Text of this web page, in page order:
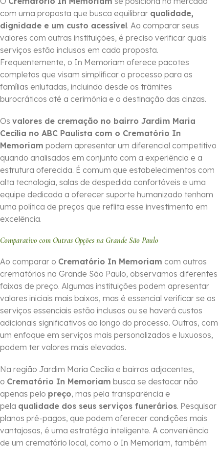
com uma proposta que busca equilibrar qualidade,
dignidade e um custo acessível. Ao comparar seus
valores com outras instituições, é preciso verificar quais
serviços estão inclusos em cada proposta.
Frequentemente, o In Memoriam oferece pacotes
completos que visam simplificar o processo para as
famílias enlutadas, incluindo desde os trâmites
burocráticos até a cerimônia e a destinação das cinzas.
Os valores de cremação no bairro Jardim Maria
Cecília no ABC Paulista com o Crematório In
Memoriam podem apresentar um diferencial competitivo
quando analisados em conjunto com a experiência e a
estrutura oferecida. É comum que estabelecimentos com
alta tecnologia, salas de despedida confortáveis e uma
equipe dedicada a oferecer suporte humanizado tenham
uma política de preços que reflita esse investimento em
excelência.
Comparativo com Outras Opções na Grande São Paulo
Ao comparar o Crematório In Memoriam com outros
crematórios na Grande São Paulo, observamos diferentes
faixas de preço. Algumas instituições podem apresentar
valores iniciais mais baixos, mas é essencial verificar se os
serviços essenciais estão inclusos ou se haverá custos
adicionais significativos ao longo do processo. Outras, com
um enfoque em serviços mais personalizados e luxuosos,
podem ter valores mais elevados.
Na região Jardim Maria Cecília e bairros adjacentes,
o Crematório In Memoriam busca se destacar não
apenas pelo preço, mas pela transparência e
pela qualidade dos seus serviços funerários. Pesquisar
planos pré-pagos, que podem oferecer condições mais
vantajosas, é uma estratégia inteligente. A conveniência
de um crematório local, como o In Memoriam, também